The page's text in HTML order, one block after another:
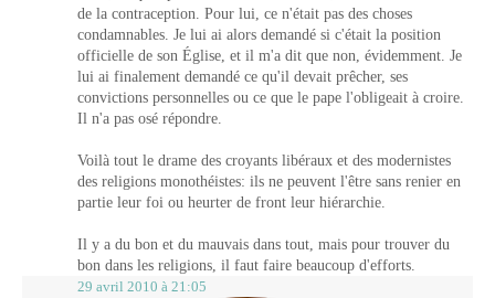
de la contraception. Pour lui, ce n'était pas des choses
condamnables. Je lui ai alors demandé si c'était la position
officielle de son Église, et il m'a dit que non, évidemment. Je
lui ai finalement demandé ce qu'il devait prêcher, ses
convictions personnelles ou ce que le pape l'obligeait à croire.
Il n'a pas osé répondre.
Voilà tout le drame des croyants libéraux et des modernistes
des religions monothéistes: ils ne peuvent l'être sans renier en
partie leur foi ou heurter de front leur hiérarchie.
Il y a du bon et du mauvais dans tout, mais pour trouver du
bon dans les religions, il faut faire beaucoup d'efforts.
29 avril 2010 à 21:05